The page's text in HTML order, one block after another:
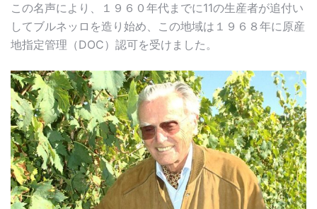
この名声により、１９６０年代までに11の生産者が追付い
してブルネッロを造り始め、この地域は１９６８年に原産
地指定管理（DOC）認可を受けました。